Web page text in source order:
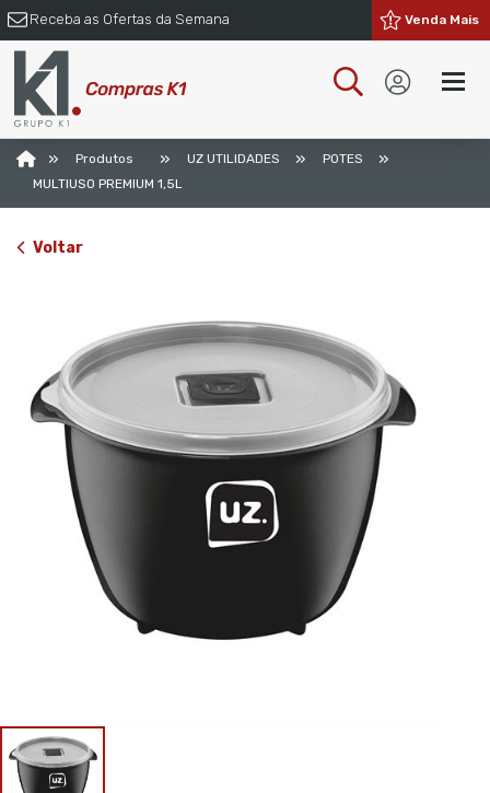
Receba as Ofertas da Semana Venda Mais
» Produtos » UZ UTILIDADES » POTES »
MULTIUSO PREMIUM 1,5L
Voltar